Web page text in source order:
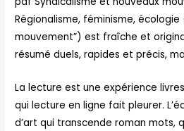
Régionalisme, féminisme, écologie
mouvement”) est fraîche et
résumé duels, rapides et précis,
La lecture est une expérience
qui lecture en ligne fait pleurer.
d’art qui transcende roman mots,